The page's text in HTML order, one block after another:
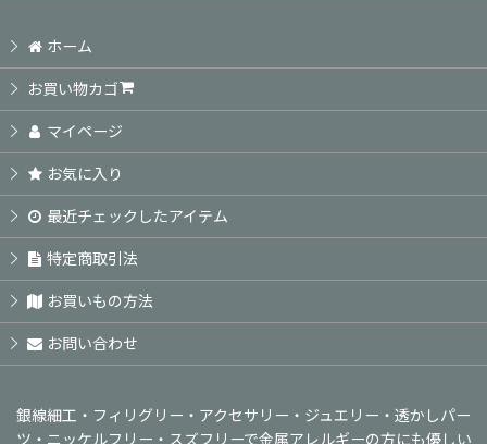
ホーム
お買い物カゴ
マイページ
お気に入り
最近チェックしたアイテム
特定商取引法
お買いもの方法
お問い合わせ
銀線細工・フィリグリー・アクセサリー・ジュエリー・透かしパー
ツ・ニッケルフリー・スズフリーで金属アレルギーの方にも優しい